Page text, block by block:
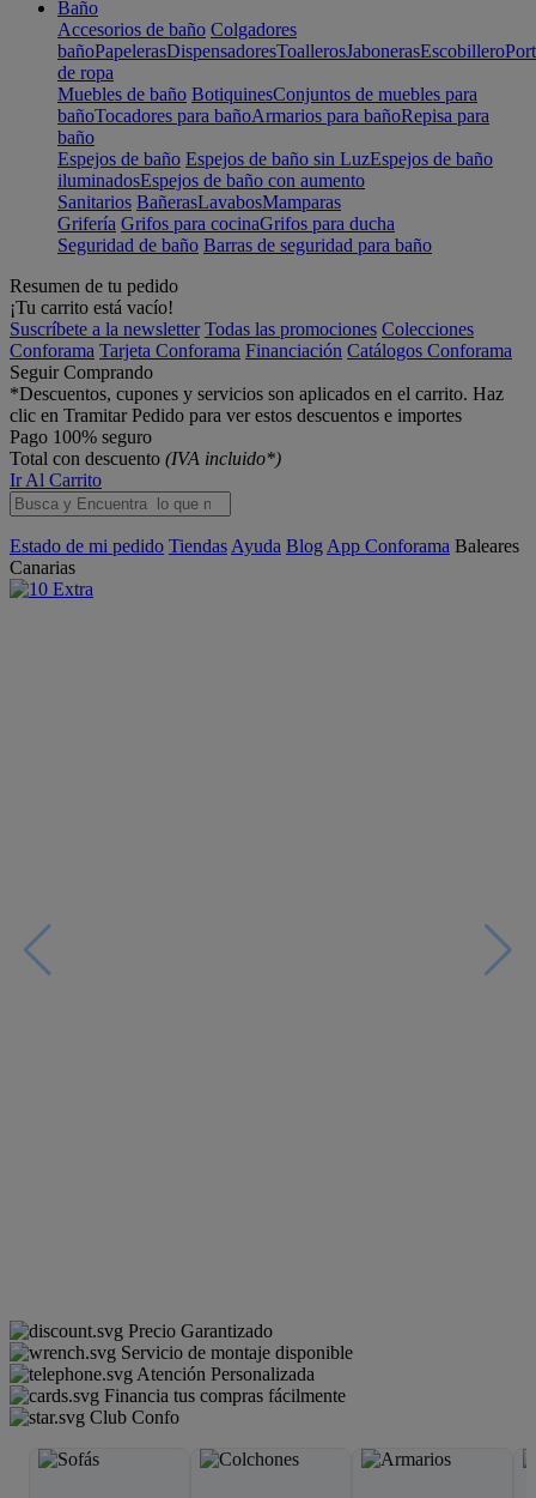
Baño
Accesorios de baño Colgadores
bañoPapelerasDispensadoresToallerosJabonerasEscobillero
de ropa
Muebles de baño BotiquinesConjuntos de muebles para
bañoTocadores para bañoArmarios para bañoRepisa para
baño
Espejos de baño Espejos de baño sin LuzEspejos de baño
iluminadosEspejos de baño con aumento
Sanitarios BañerasLavabosMamparas
Grifería Grifos para cocinaGrifos para ducha
Seguridad de baño Barras de seguridad para baño
Resumen de tu pedido
¡Tu carrito está vacío!
Suscríbete a la newsletter Todas las promociones Colecciones
Conforama Tarjeta Conforama Financiación Catálogos Conforama
Seguir Comprando
*Descuentos, cupones y servicios son aplicados en el carrito. Haz
clic en Tramitar Pedido para ver estos descuentos e importes
Pago 100% seguro
Total con descuento (IVA incluido*)
Ir Al Carrito
Estado de mi pedido Tiendas Ayuda Blog App Conforama Baleares
Canarias
Precio Garantizado
Servicio de montaje disponible
Atención Personalizada
Financia tus compras fácilmente
Club Confo